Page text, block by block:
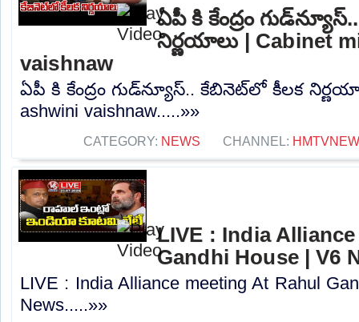
ఏపీ కి కేంద్రం
నిర్ణయాలు | Cabinet
vaishnaw
ఏపీ కి కేంద్రం గుడ్‌న్యూస్.. కేబినెట్‌లో కీలక
ashwini vaishnaw.....»»
CATEGORY: NEWS CHANNEL:
LIVE : India
Gandhi House | V6
LIVE : India Alliance meeting At Rahul
News.....»»